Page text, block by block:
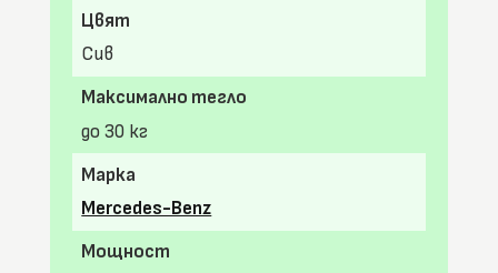
Цвят
Сив
Максимално тегло
до 30 кг
Марка
Mercedes-Benz
Мощност